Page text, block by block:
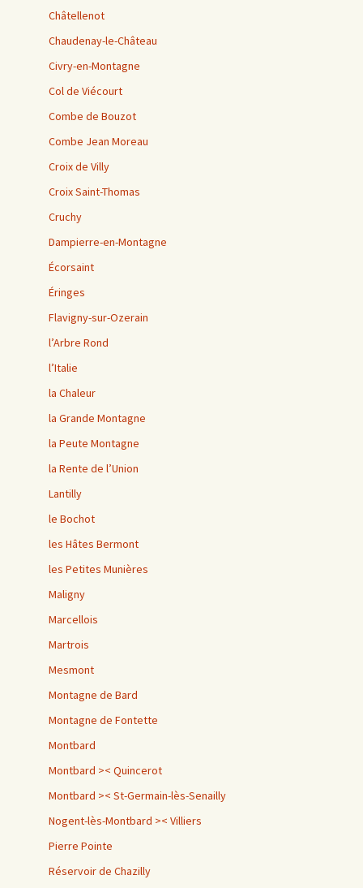
Châtellenot
Chaudenay-le-Château
Civry-en-Montagne
Col de Viécourt
Combe de Bouzot
Combe Jean Moreau
Croix de Villy
Croix Saint-Thomas
Cruchy
Dampierre-en-Montagne
Écorsaint
Éringes
Flavigny-sur-Ozerain
l’Arbre Rond
l’Italie
la Chaleur
la Grande Montagne
la Peute Montagne
la Rente de l’Union
Lantilly
le Bochot
les Hâtes Bermont
les Petites Munières
Maligny
Marcellois
Martrois
Mesmont
Montagne de Bard
Montagne de Fontette
Montbard
Montbard >< Quincerot
Montbard >< St-Germain-lès-Senailly
Nogent-lès-Montbard >< Villiers
Pierre Pointe
Réservoir de Chazilly